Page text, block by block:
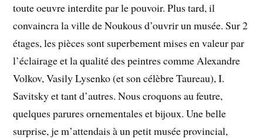
toute oeuvre interdite par le pouvoir. Plus tard, il
convaincra la ville de Noukous d’ouvrir un musée. Sur 2
étages, les pièces sont superbement mises en valeur par
l’éclairage et la qualité des peintres comme Alexandre
Volkov, Vasily Lysenko (et son célèbre Taureau), I.
Savitsky et tant d’autres. Nous croquons au feutre,
quelques parures ornementales et bijoux. Une belle
surprise, je m’attendais à un petit musée provincial,